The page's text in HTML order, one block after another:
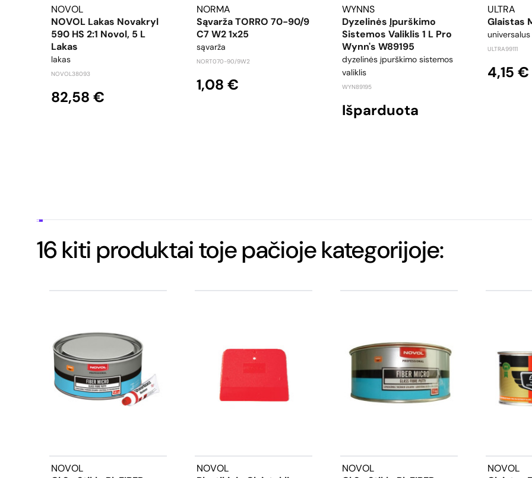
NOVOL
NOVOL Lakas Novakryl
590 HS 2:1 Novol, 5 L
Lakas
lakas
NOVOL38093
82,58 €
NORMA
Sąvarža TORRO 70-90/9
C7 W2 1x25
sąvarža
NORT070-90/9W2
1,08 €
WYNNS
Dyzelinės Įpurškimo
Sistemos Valiklis 1 L Pro
Wynn's W89195
dyzelinės įpurškimo sistemos
valiklis
WYN89195
Išparduota
ULTRA
Glaistas
ULTRA99111
4,15 €
16 kiti produktai toje pačioje kategorijoje:
NOVOL
NOVOL
NOVOL
NOVOL